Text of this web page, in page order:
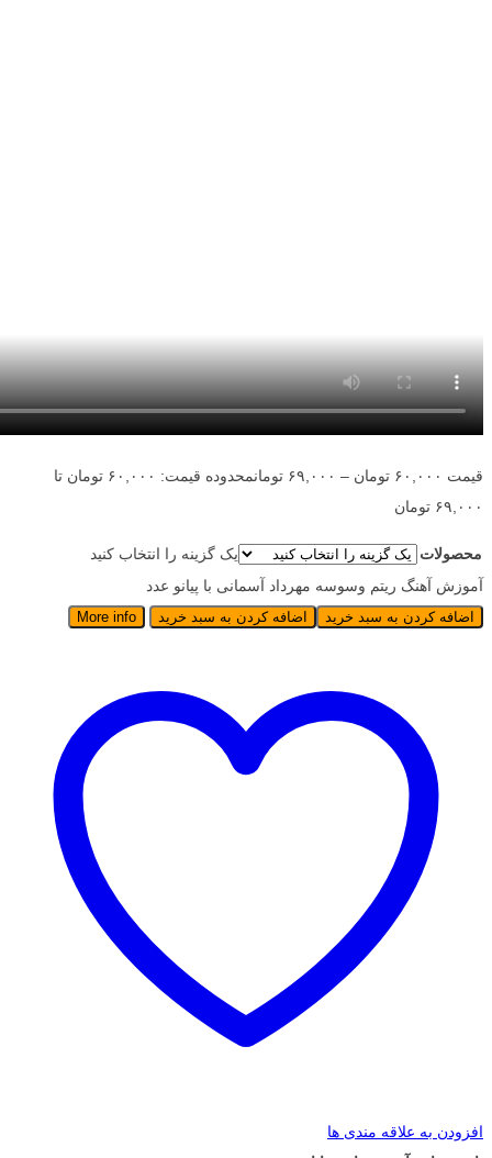
قیمت ۶۰,۰۰۰ تومان – ۶۹,۰۰۰ تومان
محدوده قیمت: ۶۰,۰۰۰ تومان تا
۶۹,۰۰۰ تومان
محصولات
یک گزینه را انتخاب کنید
آموزش آهنگ ریتم وسوسه مهرداد آسمانی با پیانو عدد
اضافه کردن به سبد خرید اضافه کردن به سبد خرید More info
افزودن به علاقه مندی ها